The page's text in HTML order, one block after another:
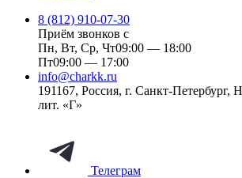
8 (812) 910-07-30
Приём звонков с
Пн, Вт, Ср, Чт09:00 — 18:00
Пт09:00 — 17:00
info@charkk.ru
191167, Россия, г. Санкт-Петербург,
лит. «Г»
Телеграм